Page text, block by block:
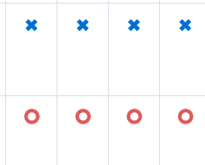
× × × ×
○ ○ ○ ○